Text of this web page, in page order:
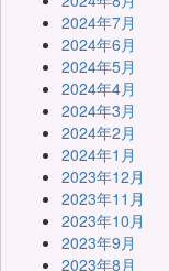
2024年7月
2024年6月
2024年5月
2024年4月
2024年3月
2024年2月
2024年1月
2023年12月
2023年11月
2023年10月
2023年9月
2023年8月